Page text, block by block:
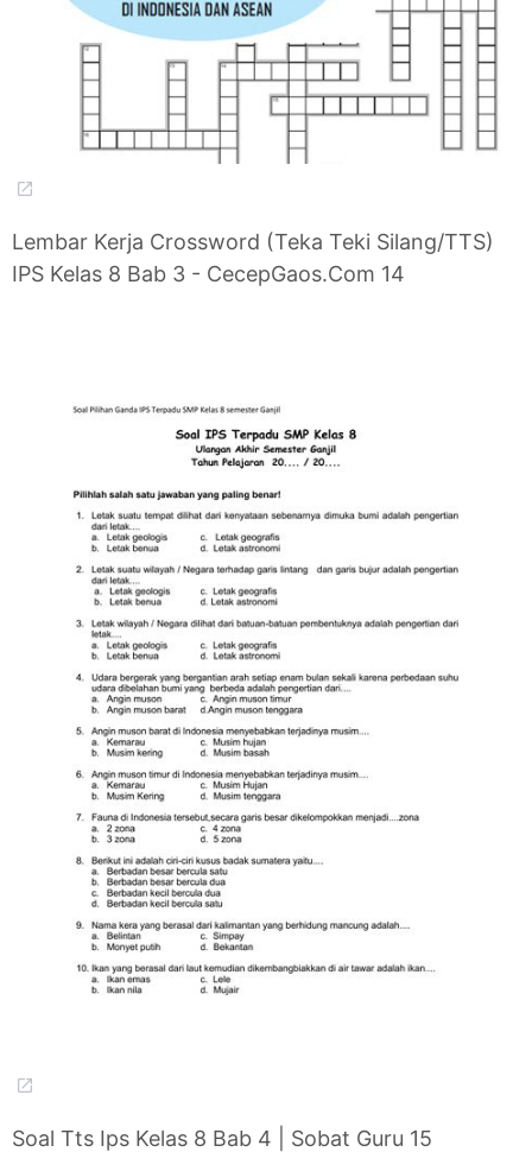
Lembar Kerja Crossword (Teka Teki Silang/TTS)
IPS Kelas 8 Bab 3 - CecepGaos.Com 14
Soal Tts Ips Kelas 8 Bab 4 | Sobat Guru 15